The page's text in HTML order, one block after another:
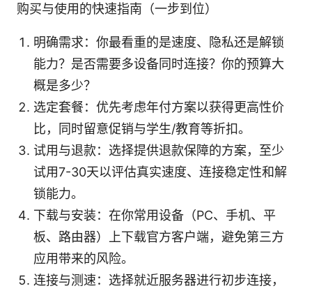
购买与使用的快速指南（一步到位）
明确需求：你最看重的是速度、隐私还是解锁
能力？是否需要多设备同时连接？你的预算大
概是多少？
选定套餐：优先考虑年付方案以获得更高性价
比，同时留意促销与学生/教育等折扣。
试用与退款：选择提供退款保障的方案，至少
试用7-30天以评估真实速度、连接稳定性和解
锁能力。
下载与安装：在你常用设备（PC、手机、平
板、路由器）上下载官方客户端，避免第三方
应用带来的风险。
连接与测速：选择就近服务器进行初步连接，